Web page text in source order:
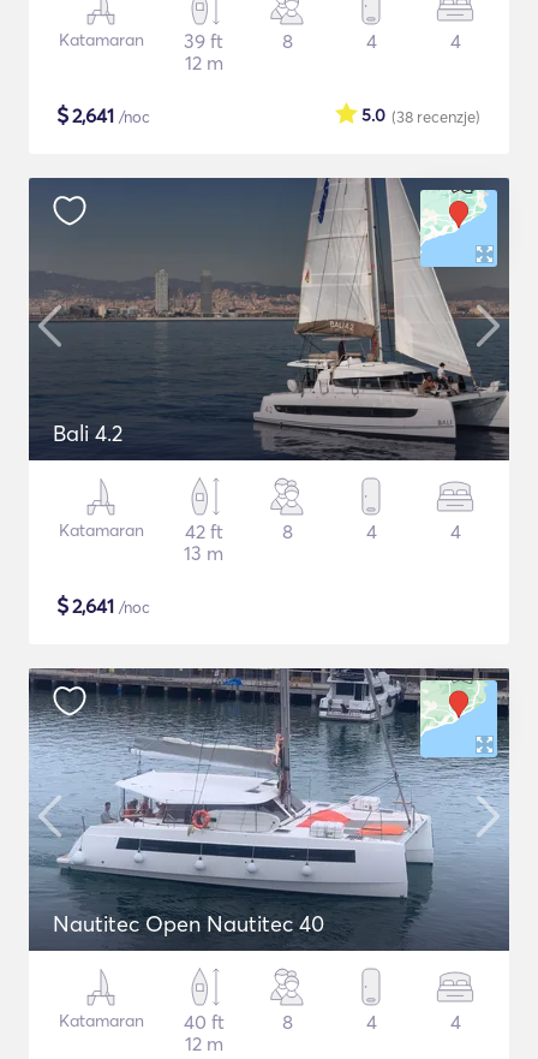
Katamaran
39 ft
12 m
8 4 4
$2,641 /noc (38 recenzje)
5.0
Bali 4.2
Katamaran
42 ft
13 m
8 4 4
$2,641 /noc
Nautitec Open Nautitec 40
Katamaran
40 ft
12 m
8 4 4